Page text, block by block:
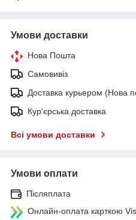
Умови доставки
Нова Пошта
Самовивіз
Доставка курьером (Нова
Кур'єрська доставка
Всі умови доставки
Умови оплати
Післяплата
Онлайн-оплата карткою